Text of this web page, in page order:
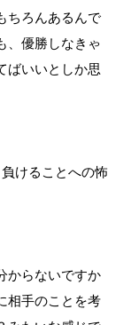
ちろんあるんで
、優勝しなきゃ
ばいいとしか思
けることへの怖
からないですか
相手のことを考